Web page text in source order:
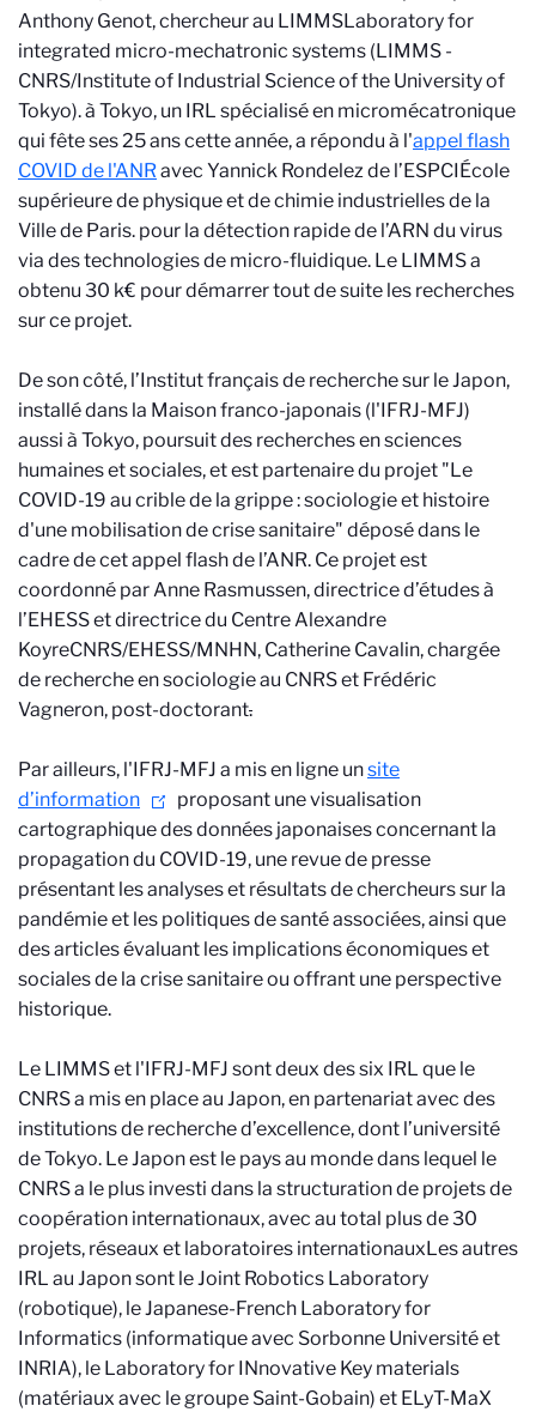
Anthony Genot, chercheur au LIMMSLaboratory for
integrated micro-mechatronic systems (LIMMS -
CNRS/Institute of Industrial Science of the University of
Tokyo).à Tokyo, un IRL spécialisé en micromécatronique
qui fête ses 25 ans cette année, a répondu à l'appel flash
COVID de l'ANRavec Yannick Rondelez de l’ESPCI École
supérieure de physique et de chimie industrielles de la
Ville de Paris. pour la détection rapide de l’ARN du virus
via des technologies de micro-fluidique. Le LIMMS a
obtenu 30 k€ pour démarrer tout de suite les recherches
sur ce projet.
De son côté, l’Institut français de recherche sur le Japon,
installé dans la Maison franco-japonais (l'IFRJ-MFJ)
aussi à Tokyo, poursuit des recherches en sciences
humaines et sociales, et est partenaire du projet "Le
COVID-19 au crible de la grippe : sociologie et histoire
d'une mobilisation de crise sanitaire" déposé dans le
cadre de cet appel flash de l’ANR. Ce projet est
coordonné par Anne Rasmussen, directrice d’études à
l’EHESS et directrice du Centre Alexandre
KoyreCNRS/EHESS/MNHN, Catherine Cavalin, chargée
de recherche en sociologie au CNRS et Frédéric
Vagneron, post-doctorant.
Par ailleurs, l'IFRJ-MFJ a mis en ligne unsite
d’information
proposant une visualisation
cartographique des données japonaises concernant la
propagation du COVID-19, une revue de presse
présentant les analyses et résultats de chercheurs sur la
pandémie et les politiques de santé associées, ainsi que
des articles évaluant les implications économiques et
sociales de la crise sanitaire ou offrant une perspective
historique.
Le LIMMS et l'IFRJ-MFJ sont deux des six IRL que le
CNRS a mis en place au Japon, en partenariat avec des
institutions de recherche d’excellence, dont l’université
de Tokyo. Le Japon est le pays au monde dans lequel le
CNRS a le plus investi dans la structuration de projets de
coopération internationaux, avec au total plus de 30
projets, réseaux et laboratoires internationauxLes autres
IRL au Japon sont le Joint Robotics Laboratory
(robotique), le Japanese-French Laboratory for
Informatics (informatique avec Sorbonne Université et
INRIA), le Laboratory for INnovative Key materials
(matériaux avec le groupe Saint-Gobain) et ELyT-MaX